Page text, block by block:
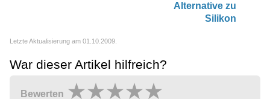
Alternative zu
Silikon
Letzte Aktualisierung am 01.10.2009.
War dieser Artikel hilfreich?
Bewerten